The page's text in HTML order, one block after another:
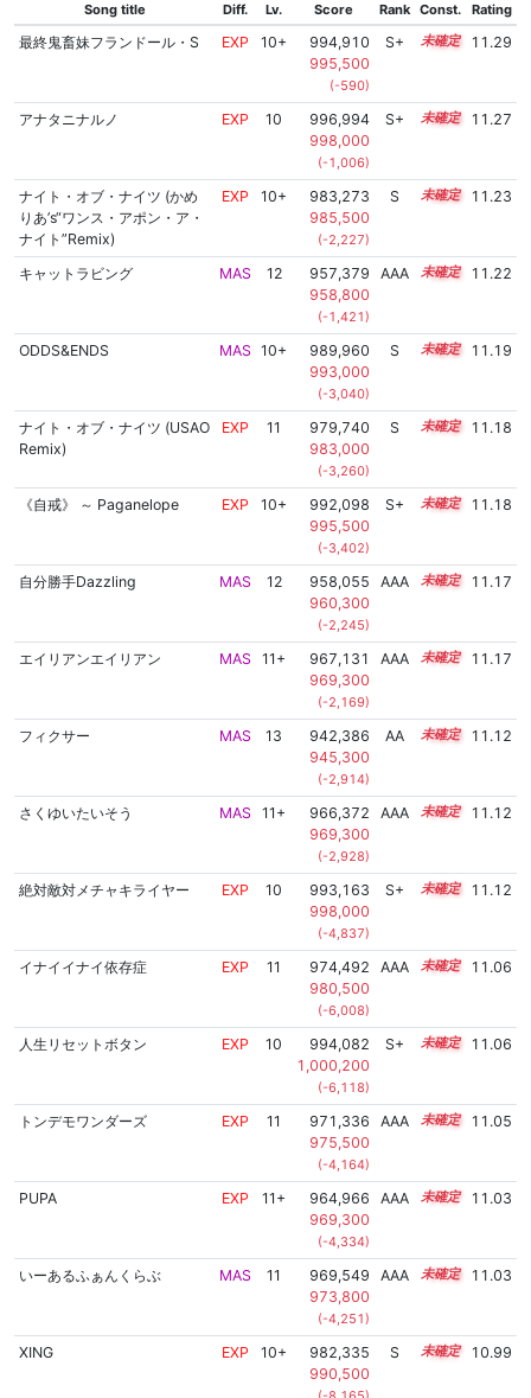
Song title Diff. Lv. Score Rank Const. Rating
最終鬼畜妹フランドール・S EXP 10+
994,910
995,500
(-590)
S+ 10.5 11.29
アナタニナルノ EXP 10
996,994
998,000
(-1,006)
S+ 10.4 11.27
ナイト・オブ・ナイツ (かめ
りあ’s“ワンス・アポン・ア・
ナイト”Remix)
EXP 10+
983,273
985,500
(-2,227)
S 10.9 11.23
キャットラビング MAS 12
957,379
958,800
(-1,421)
AAA 12.4 11.22
ODDS&ENDS MAS 10+
989,960
993,000
(-3,040)
S 10.6 11.19
ナイト・オブ・ナイツ (USAO
Remix)
EXP 11
979,740
983,000
(-3,260)
S 11.0 11.18
《自戒》 ～ Paganelope EXP 10+
992,098
995,500
(-3,402)
S+ 10.5 11.18
自分勝手Dazzling MAS 12
958,055
960,300
(-2,245)
AAA 12.3 11.17
エイリアンエイリアン MAS 11+
967,131
969,300
(-2,169)
AAA 11.7 11.17
フィクサー MAS 13
942,386
945,300
(-2,914)
AA 13.3 11.12
さくゆいたいそう MAS 11+
966,372
969,300
(-2,928)
AAA 11.7 11.12
絶対敵対メチャキライヤー EXP 10
993,163
998,000
(-4,837)
S+ 10.4 11.12
イナイイナイ依存症 EXP 11
974,492
980,500
(-6,008)
AAA 11.1 11.06
人生リセットボタン EXP 10
994,082
1,000,200
(-6,118)
S+ 10.3 11.06
トンデモワンダーズ EXP 11
971,336
975,500
(-4,164)
AAA 11.3 11.05
PUPA EXP 11+
964,966
969,300
(-4,334)
AAA 11.7 11.03
いーあるふぁんくらぶ MAS 11
969,549
973,800
(-4,251)
AAA 11.4 11.03
XING EXP 10+
982,335
990,500
S 10.7 10.99